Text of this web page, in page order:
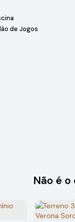
de Jogos
Não é